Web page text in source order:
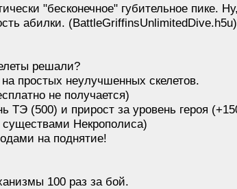
"бесконечное" губительное пике.
абилки. (BattleGriffinsUnlimitedDive.h5u)
решали?
простых неулучшенных скелетов.
не получается)
ТЭ (500) и прирост за уровень героя
Некрополиса)
на поднятие!
100 раз за бой.